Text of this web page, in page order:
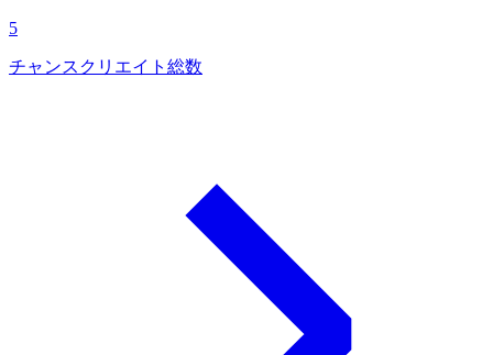
5
チャンスクリエイト総数